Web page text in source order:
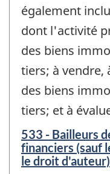
également
dont l'activité
des biens
tiers; à vendre,
des biens
tiers; et à
533 - Bailleurs
financiers (sauf
le droit d'auteur)